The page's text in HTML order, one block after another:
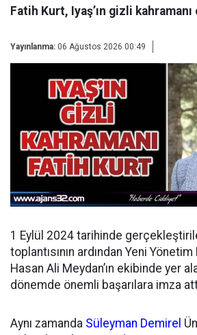
Fatih Kurt, Iyaş’ın gizli kahramanı
Yayınlanma: 06 Ağustos 2026 00:49
1 Eylül 2024 tarihinde
toplantısının ardından Yeni Yönetim
Hasan Ali Meydan’ın ekibinde yer
dönemde önemli başarılara imza
Aynı zamanda Süleyman Demirel